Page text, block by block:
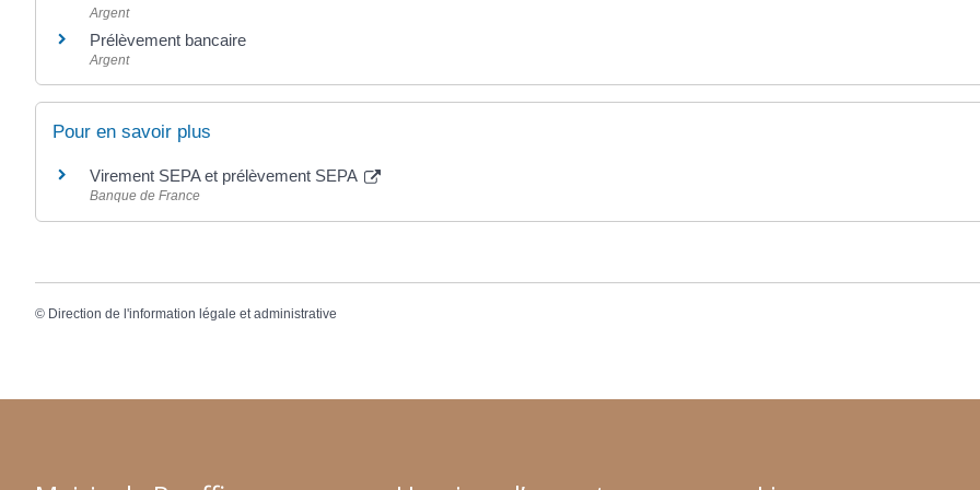
Argent
Prélèvement bancaire
Argent
Pour en savoir plus
Virement SEPA et prélèvement SEPA
Banque de France
© Direction de l'information légale et administrative